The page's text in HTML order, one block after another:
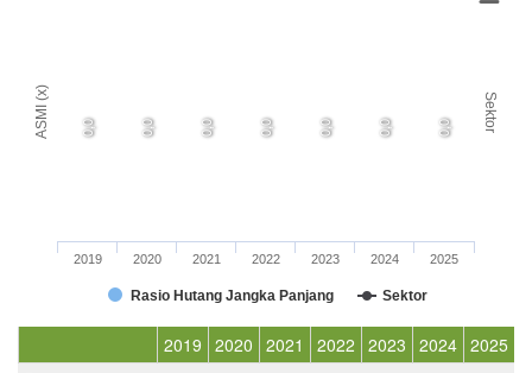
ASMI (x) Sektor
0,0 0,0 0,0 0,0 0,0 0,0 0,0
Rasio Hutang Jangka Panjang Sektor
2019 2020 2021 2022 2023 2024 2025
2019 2020 2021 2022 2023 2024 2025